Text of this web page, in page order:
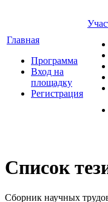
Главная
Программа
Вход на
площадку
Регистрация
Список
Сборник научных